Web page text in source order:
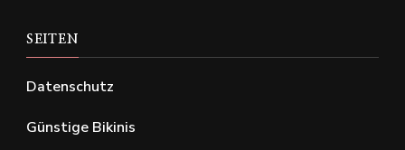
SEITEN
Datenschutz
Günstige Bikinis